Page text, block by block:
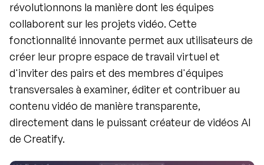
révolutionnons la manière dont les équipes
collaborent sur les projets vidéo. Cette
fonctionnalité innovante permet aux utilisateurs de
créer leur propre espace de travail virtuel et
d'inviter des pairs et des membres d'équipes
transversales à examiner, éditer et contribuer au
contenu vidéo de manière transparente,
directement dans le puissant créateur de vidéos AI
de Creatify.